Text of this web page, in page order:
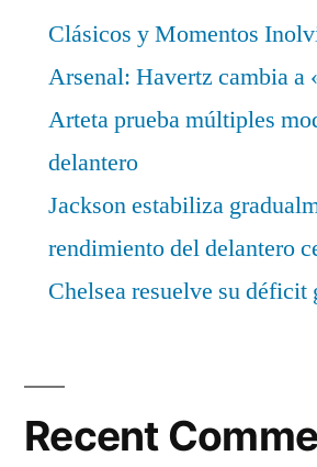
Clásicos y Momentos
Arsenal: Havertz cambia a
Arteta prueba múltiples
delantero
Jackson estabiliza
rendimiento del delantero
Chelsea resuelve su déficit
Recent